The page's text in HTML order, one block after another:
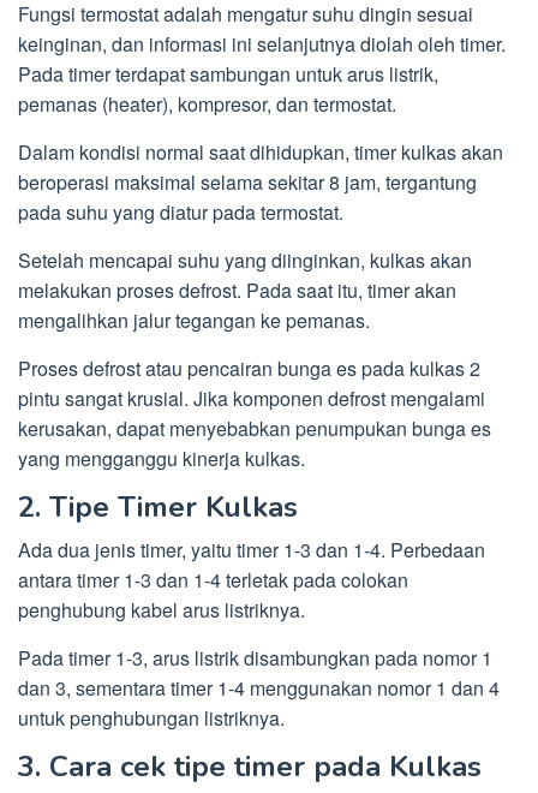
Fungsi termostat adalah mengatur suhu dingin sesuai
keinginan, dan informasi ini selanjutnya diolah oleh timer.
Pada timer terdapat sambungan untuk arus listrik,
pemanas (heater), kompresor, dan termostat.
Dalam kondisi normal saat dihidupkan, timer kulkas akan
beroperasi maksimal selama sekitar 8 jam, tergantung
pada suhu yang diatur pada termostat.
Setelah mencapai suhu yang diinginkan, kulkas akan
melakukan proses defrost. Pada saat itu, timer akan
mengalihkan jalur tegangan ke pemanas.
Proses defrost atau pencairan bunga es pada kulkas 2
pintu sangat krusial. Jika komponen defrost mengalami
kerusakan, dapat menyebabkan penumpukan bunga es
yang mengganggu kinerja kulkas.
2. Tipe Timer Kulkas
Ada dua jenis timer, yaitu timer 1-3 dan 1-4. Perbedaan
antara timer 1-3 dan 1-4 terletak pada colokan
penghubung kabel arus listriknya.
Pada timer 1-3, arus listrik disambungkan pada nomor 1
dan 3, sementara timer 1-4 menggunakan nomor 1 dan 4
untuk penghubungan listriknya.
3. Cara cek tipe timer pada Kulkas